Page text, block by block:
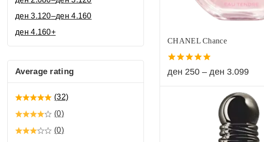
CHANEL Chance
5.00
out of 5
ден 250 – ден 3.099
ден 3.120–ден 4.160
ден 4.160+
Average rating
(32)
(0)
(0)